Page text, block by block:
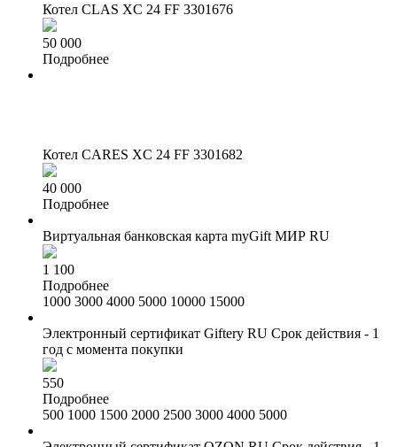
Котел CLAS XC 24 FF 3301676
50 000
Подробнее
Котел CARES XC 24 FF 3301682
40 000
Подробнее
Виртуальная банковская карта myGift МИР RU
1 100
Подробнее
1000 3000 4000 5000 10000 15000
Электронный сертификат Giftery RU Срок действия - 1
год с момента покупки
550
Подробнее
500 1000 1500 2000 2500 3000 4000 5000